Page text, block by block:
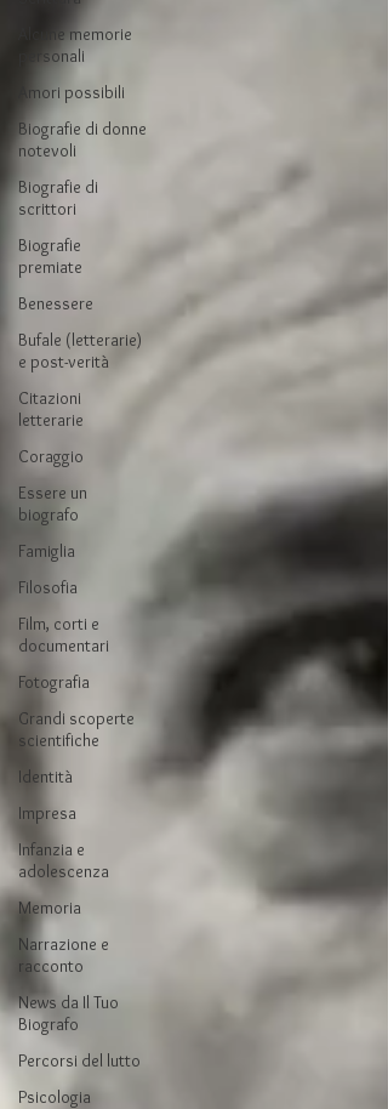
Alcune memorie
personali
Amori possibili
Biografie di donne
notevoli
Biografie di
scrittori
Biografie
premiate
Benessere
Bufale (letterarie)
e post-verità
Citazioni
letterarie
Coraggio
Essere un
biografo
Famiglia
Filosofia
Film, corti e
documentari
Fotografia
Grandi scoperte
scientifiche
Identità
Impresa
Infanzia e
adolescenza
Memoria
Narrazione e
racconto
News da Il Tuo
Biografo
Percorsi del lutto
Psicologia